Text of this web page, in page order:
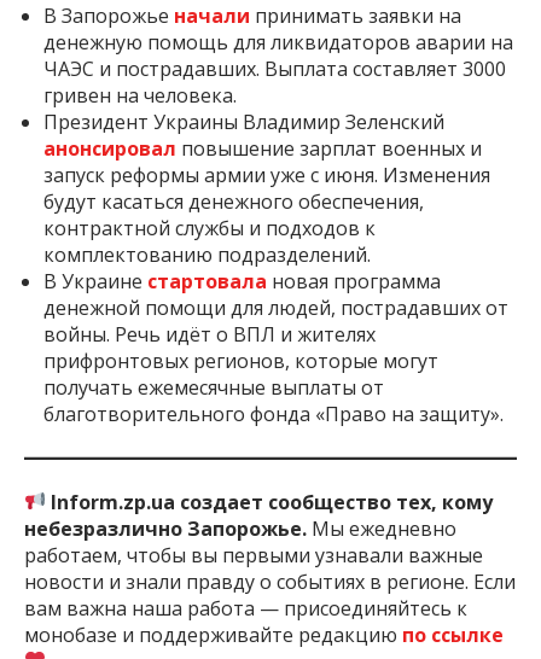
В Запорожье начали принимать заявки на
денежную помощь для ликвидаторов аварии на
ЧАЭС и пострадавших. Выплата составляет 3000
гривен на человека.
Президент Украины Владимир Зеленский
анонсировал повышение зарплат военных и
запуск реформы армии уже с июня. Изменения
будут касаться денежного обеспечения,
контрактной службы и подходов к
комплектованию подразделений.
В Украине стартовала новая программа
денежной помощи для людей, пострадавших от
войны. Речь идёт о ВПЛ и жителях
прифронтовых регионов, которые могут
получать ежемесячные выплаты от
благотворительного фонда «Право на защиту».
Inform.zp.ua создает сообщество тех, кому
небезразлично Запорожье. Мы ежедневно
работаем, чтобы вы первыми узнавали важные
новости и знали правду о событиях в регионе. Если
вам важна наша работа — присоединяйтесь к
монобазе и поддерживайте редакцию по ссылке